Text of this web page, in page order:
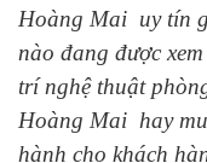
Hoàng Mai uy tín
nào đang được
trí nghệ thuật
Hoàng Mai hay
hành cho khách